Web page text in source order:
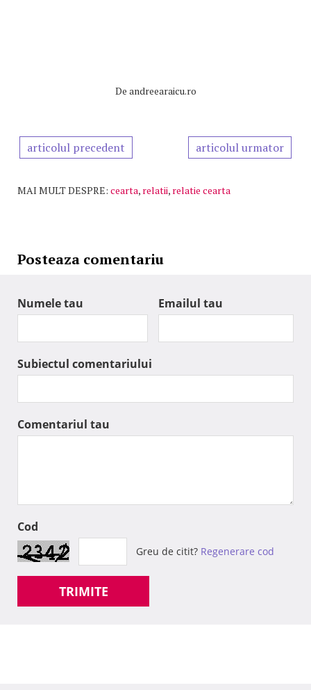
De andreearaicu.ro
articolul precedent articolul urmator
MAI MULT DESPRE: cearta, relatii, relatie cearta
Posteaza comentariu
Numele tau Emailul tau
Subiectul comentariului
Comentariul tau
Cod
Greu de citit? Regenerare cod
TRIMITE